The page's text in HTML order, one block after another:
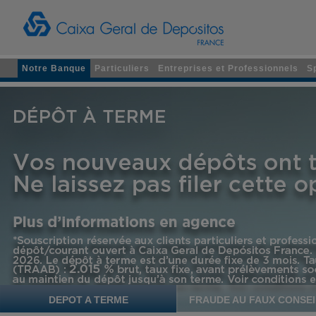
Notre Banque Particuliers Entreprises et Professionnels
DEPOT A TERME FRAUDE AU FAUX